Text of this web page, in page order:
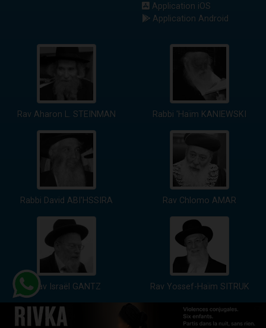
Application iOS
Application Android
Rav Aharon L. STEINMAN Rabbi 'Haïm KANIEWSKI
Rabbi David ABI'HSSIRA Rav Chlomo AMAR
Rav Israël GANTZ Rav Yossef-Haïm SITRUK